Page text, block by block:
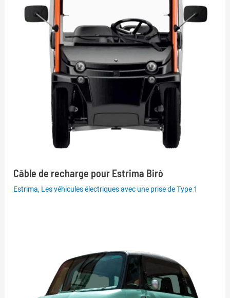
Câble de recharge pour Estrima Birò
Estrima, Les véhicules électriques avec une prise de Type 1